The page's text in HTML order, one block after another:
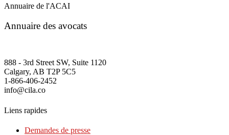
Annuaire de l'ACAI
Annuaire des avocats
888 - 3rd Street SW, Suite 1120
Calgary, AB T2P 5C5
1-866-406-2452
info@cila.co
Liens rapides
Demandes de presse